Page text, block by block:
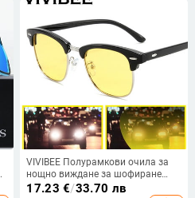
VIVIBEE Полурамкови очила за
нощно виждане за шофиране
Мъжки очила с жълта
17.23 €/33.70 лв